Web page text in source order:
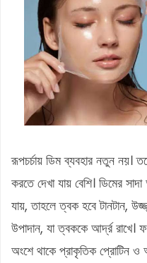
রূপচর্চায় ডিম ব্যবহার নতুন নয়।
করতে দেখা যায় বেশি। ডিমের
যায়, তাহলে ত্বক হবে টানটান,
উপাদান, যা ত্বককে আর্দ্র রাখে।
অংশে থাকে প্রাকৃতিক প্রোটিন ও